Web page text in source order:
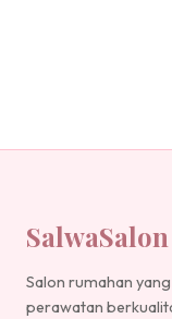
SalwaSalon
Salon rumahan
perawatan